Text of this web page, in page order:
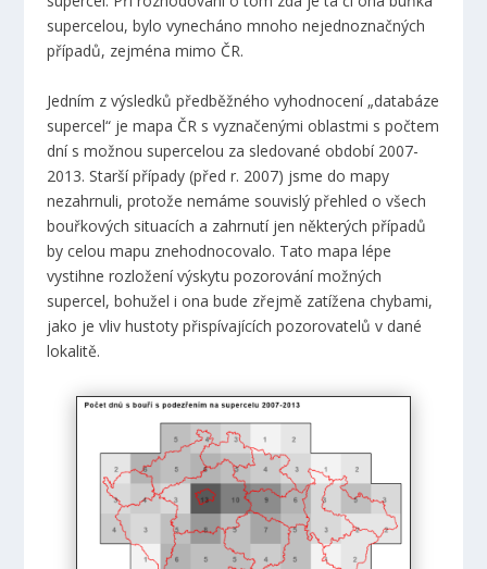
supercelou, bylo vynecháno mnoho nejednoznačných
případů, zejména mimo ČR.
Jedním z výsledků předběžného vyhodnocení „databáze
supercel“ je mapa ČR s vyznačenými oblastmi s počtem
dní s možnou supercelou za sledované období 2007-
2013. Starší případy (před r. 2007) jsme do mapy
nezahrnuli, protože nemáme souvislý přehled o všech
bouřkových situacích a zahrnutí jen některých případů
by celou mapu znehodnocovalo. Tato mapa lépe
vystihne rozložení výskytu pozorování možných
supercel, bohužel i ona bude zřejmě zatížena chybami,
jako je vliv hustoty přispívajících pozorovatelů v dané
lokalitě.